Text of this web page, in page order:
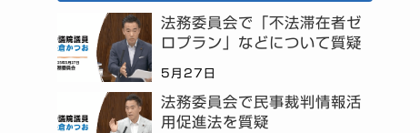
法務委員会で「不法滞在者ゼ
ロプラン」などについて質疑
5月27日
法務委員会で民事裁判情報活
用促進法を質疑